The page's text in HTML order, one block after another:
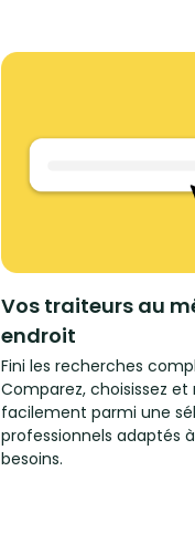
Vos traiteurs au
endroit
Fini les recherches
Comparez, choisissez et
facilement parmi une
professionnels adaptés
besoins.